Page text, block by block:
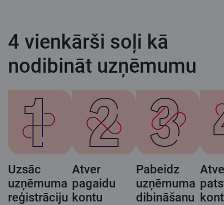
4 vienkārši soļi kā
nodibināt uzņēmumu
Uzsāc
uzņēmuma
reģistrāciju
Atver
pagaidu
kontu
Pabeidz
uzņēmuma
dibināšanu